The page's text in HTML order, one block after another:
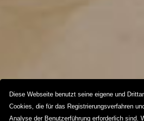
Diese Webseite benutzt seine eigene und
Cookies, die für das Registrierungsverfahren
Analyse der Benutzerführung erforderlich sind.